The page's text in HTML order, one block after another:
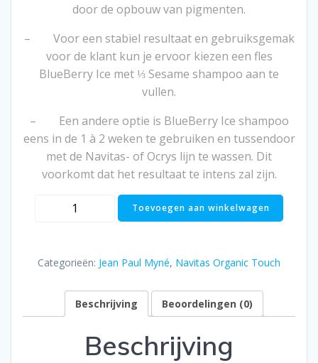
door de opbouw van pigmenten.
– Voor een stabiel resultaat en gebruiksgemak
voor de klant kun je ervoor kiezen een fles
BlueBerry Ice met ⅓ Sesame shampoo aan te
vullen.
– Een andere optie is BlueBerry Ice shampoo
eens in de 1 à 2 weken te gebruiken en tussendoor
met de Navitas- of Ocrys lijn te wassen. Dit
voorkomt dat het resultaat te intens zal zijn.
Navitas
Blueberry
ICE
1000ml
Toevoegen aan winkelwagen
Categorieën: Jean Paul Myné, Navitas Organic Touch
Beschrijving Beoordelingen (0)
Beschrijving